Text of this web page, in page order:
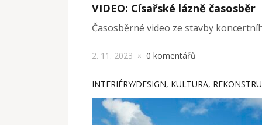
VIDEO: Císařské lázně časosběr
Časosběrné video ze stavby
2. 11. 2023 × 0 komentářů
INTERIÉRY/DESIGN, KULTURA,